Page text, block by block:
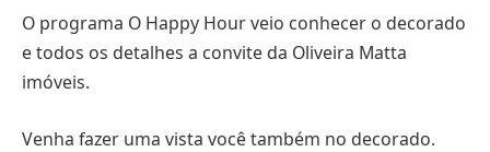
O programa O Happy Hour veio conhecer o decorado
e todos os detalhes a convite da Oliveira Matta
imóveis.
Venha fazer uma vista você também no decorado.